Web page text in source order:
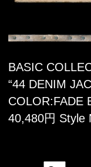
BASIC
“44 DENIM
COLOR:FADE
40,480円 Style